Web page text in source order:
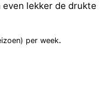
lekker de drukte
per week.